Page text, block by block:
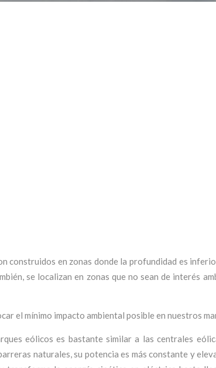
construidos en zonas donde la profundidad es
se localizan en zonas que no sean de interés
el mínimo impacto ambiental posible en nuestros
eólicos es bastante similar a las centrales
naturales, su potencia es más constante y